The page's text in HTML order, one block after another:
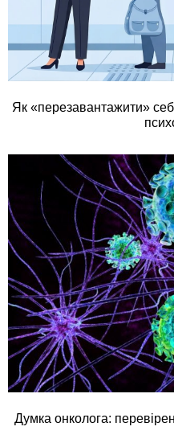
Як «перезавантажити»
Думка онколога: